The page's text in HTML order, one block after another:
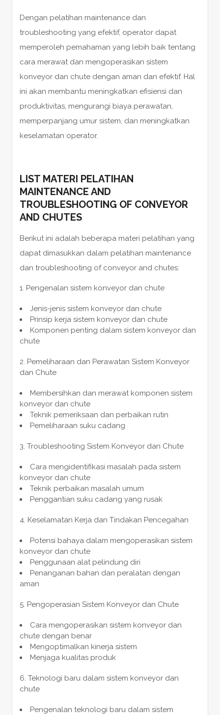
Dengan pelatihan maintenance dan
troubleshooting yang efektif, operator dapat
memperoleh pemahaman yang lebih baik tentang
cara merawat dan mengoperasikan sistem
konveyor dan chute dengan aman dan efektif. Hal
ini akan membantu meningkatkan efisiensi dan
produktivitas, mengurangi biaya perawatan,
memperpanjang umur sistem, dan meningkatkan
keselamatan operator.
LIST MATERI PELATIHAN
MAINTENANCE AND
TROUBLESHOOTING OF CONVEYOR
AND CHUTES
Berikut ini adalah beberapa materi pelatihan yang
dapat dimasukkan dalam pelatihan maintenance
dan troubleshooting of conveyor and chutes:
Pengenalan sistem konveyor dan chute
Jenis-jenis sistem konveyor dan chute
Prinsip kerja sistem konveyor dan chute
Komponen penting dalam sistem konveyor dan
chute
Pemeliharaan dan Perawatan Sistem Konveyor
dan Chute
Membersihkan dan merawat komponen sistem
konveyor dan chute
Teknik pemeriksaan dan perbaikan rutin
Pemeliharaan suku cadang
Troubleshooting Sistem Konveyor dan Chute
Cara mengidentifikasi masalah pada sistem
konveyor dan chute
Teknik perbaikan masalah umum
Penggantian suku cadang yang rusak
Keselamatan Kerja dan Tindakan Pencegahan
Potensi bahaya dalam mengoperasikan sistem
konveyor dan chute
Penggunaan alat pelindung diri
Penanganan bahan dan peralatan dengan
aman
Pengoperasian Sistem Konveyor dan Chute
Cara mengoperasikan sistem konveyor dan
chute dengan benar
Mengoptimalkan kinerja sistem
Menjaga kualitas produk
Teknologi baru dalam sistem konveyor dan
chute
Pengenalan teknologi baru dalam sistem